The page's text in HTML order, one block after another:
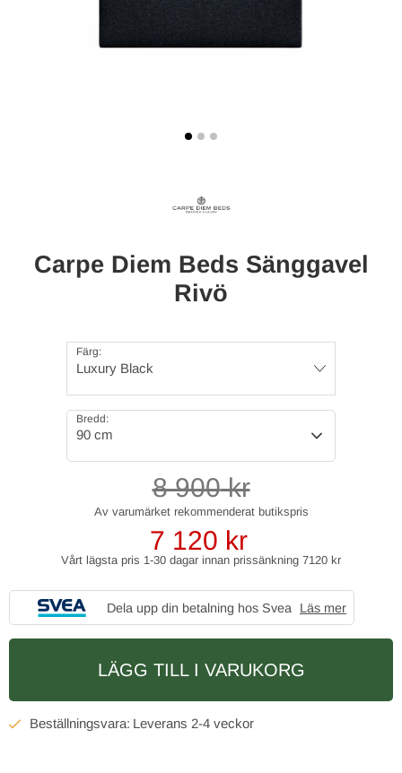
Carpe Diem Beds Sänggavel
Rivö
Färg:
Luxury Black
Bredd:
90 cm
8 900kr
7 120 kr
Vårt lägsta pris 1-30 dagar innan prissänkning 7120 kr
Dela upp din betalning hos Svea Läs mer
LÄGG TILL I VARUKORG
2-4 veckor